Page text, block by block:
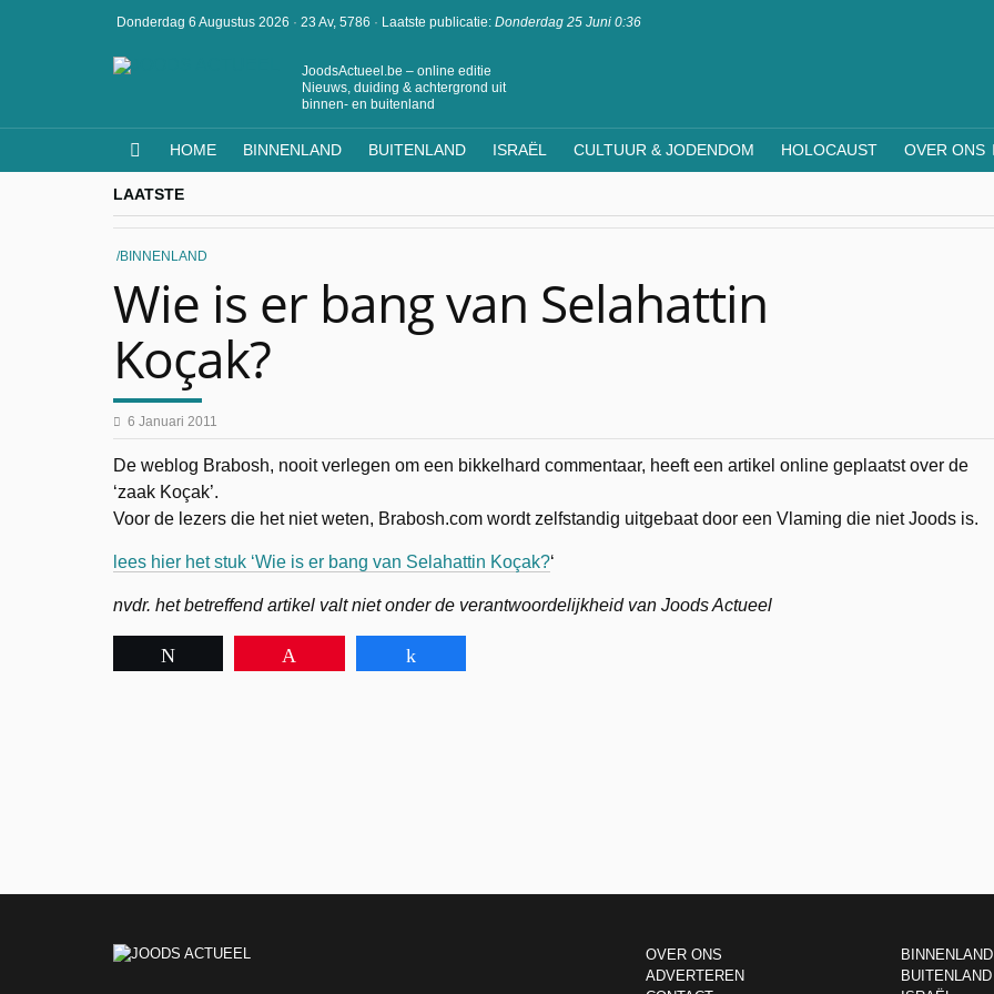
Donderdag 6 Augustus 2026 · 23 Av, 5786 · Laatste publicatie: Donderdag 25 Juni 0:36
JoodsActueel.be – online editie
Nieuws, duiding & achtergrond uit
binnen- en buitenland
HOME BINNENLAND BUITENLAND ISRAËL CULTUUR & JODENDOM HOLOCAUST OVER ONS
LAATSTE
BINNENLAND
Wie is er bang van Selahattin
Koçak?
6 Januari 2011
De weblog Brabosh, nooit verlegen om een bikkelhard commentaar, heeft een artikel online geplaatst over de
‘zaak Koçak’.
Voor de lezers die het niet weten, Brabosh.com wordt zelfstandig uitgebaat door een Vlaming die niet Joods is.
lees hier het stuk ‘Wie is er bang van Selahattin Koçak?‘
nvdr. het betreffend artikel valt niet onder de verantwoordelijkheid van Joods Actueel
OVER ONS
ADVERTEREN
BINNENLAND
BUITENLAND